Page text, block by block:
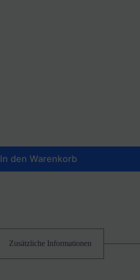
In den Warenkorb
Zusätzliche Informationen